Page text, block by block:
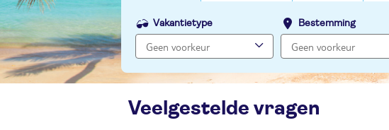
Vakantietype Bestemming
Veelgestelde vragen